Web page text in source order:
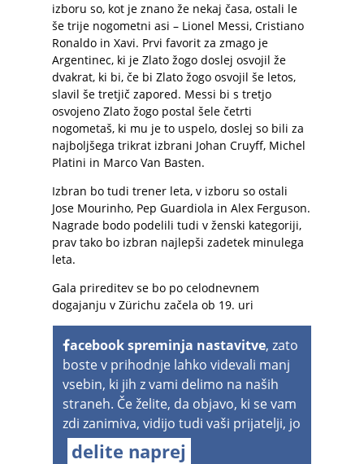
izboru so, kot je znano že nekaj časa, ostali le
še trije nogometni asi – Lionel Messi, Cristiano
Ronaldo in Xavi. Prvi favorit za zmago je
Argentinec, ki je Zlato žogo doslej osvojil že
dvakrat, ki bi, če bi Zlato žogo osvojil še letos,
slavil še tretjič zapored. Messi bi s tretjo
osvojeno Zlato žogo postal šele četrti
nogometaš, ki mu je to uspelo, doslej so bili za
najboljšega trikrat izbrani Johan Cruyff, Michel
Platini in Marco Van Basten.
Izbran bo tudi trener leta, v izboru so ostali
Jose Mourinho, Pep Guardiola in Alex Ferguson.
Nagrade bodo podelili tudi v ženski kategoriji,
prav tako bo izbran najlepši zadetek minulega
leta.
Gala prireditev se bo po celodnevnem
dogajanju v Zürichu začela ob 19. uri
acebook spreminja nastavitve, zato
boste v prihodnje lahko videvali manj
vsebin, ki jih z vami delimo na naših
straneh. Če želite, da objavo, ki se vam
zdi zanimiva, vidijo tudi vaši prijatelji, jo
delite naprej